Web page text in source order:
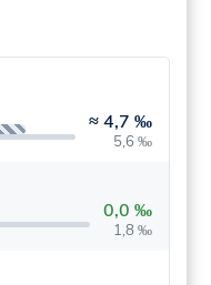
≈4,7 ‰
5,6 ‰
0,0 ‰
1,8 ‰